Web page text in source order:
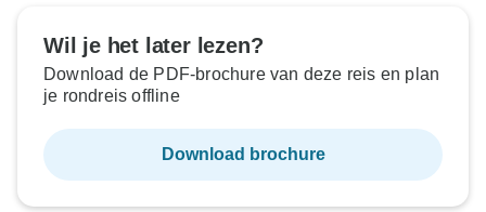
Wil je het later lezen?
Download de PDF-brochure van deze reis en plan
je rondreis offline
Download brochure